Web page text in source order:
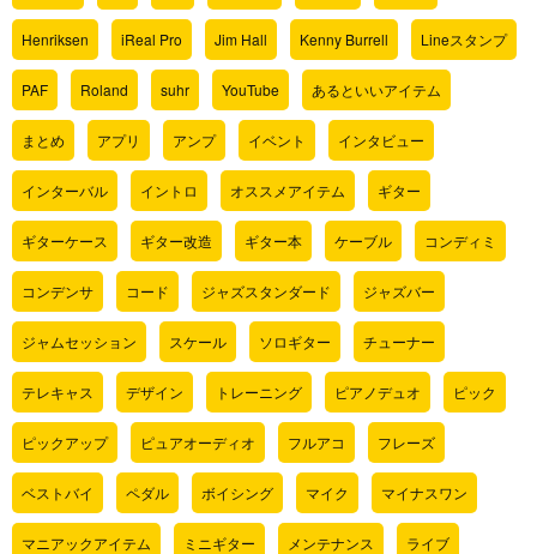
Henriksen iReal Pro Jim Hall Kenny Burrell Lineスタンプ
PAF Roland suhr YouTube あるといいアイテム
まとめ アプリ アンプ イベント インタビュー
インターバル イントロ オススメアイテム ギター
ギターケース ギター改造 ギター本 ケーブル コンディミ
コンデンサ コード ジャズスタンダード ジャズバー
ジャムセッション スケール ソロギター チューナー
テレキャス デザイン トレーニング ピアノデュオ ピック
ピックアップ ピュアオーディオ フルアコ フレーズ
ベストバイ ペダル ボイシング マイク マイナスワン
マニアックアイテム ミニギター メンテナンス ライブ